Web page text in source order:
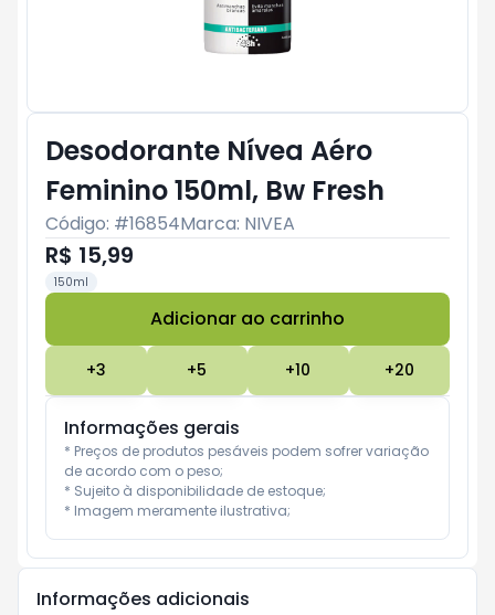
Desodorante Nívea Aéro
Feminino 150ml, Bw Fresh
Código: #16854Marca: NIVEA
R$ 15,99
150ml
Adicionar ao carrinho
+3 +5 +10 +20
Informações gerais
* Preços de produtos pesáveis podem sofrer variação
de acordo com o peso;
* Sujeito à disponibilidade de estoque;
* Imagem meramente ilustrativa;
Informações adicionais